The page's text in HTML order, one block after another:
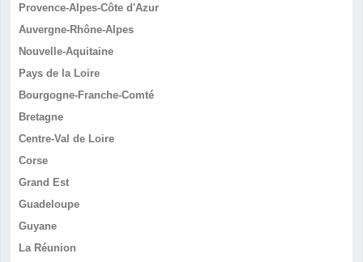
Provence-Alpes-Côte d'Azur
Auvergne-Rhône-Alpes
Nouvelle-Aquitaine
Pays de la Loire
Bourgogne-Franche-Comté
Bretagne
Centre-Val de Loire
Corse
Grand Est
Guadeloupe
Guyane
La Réunion